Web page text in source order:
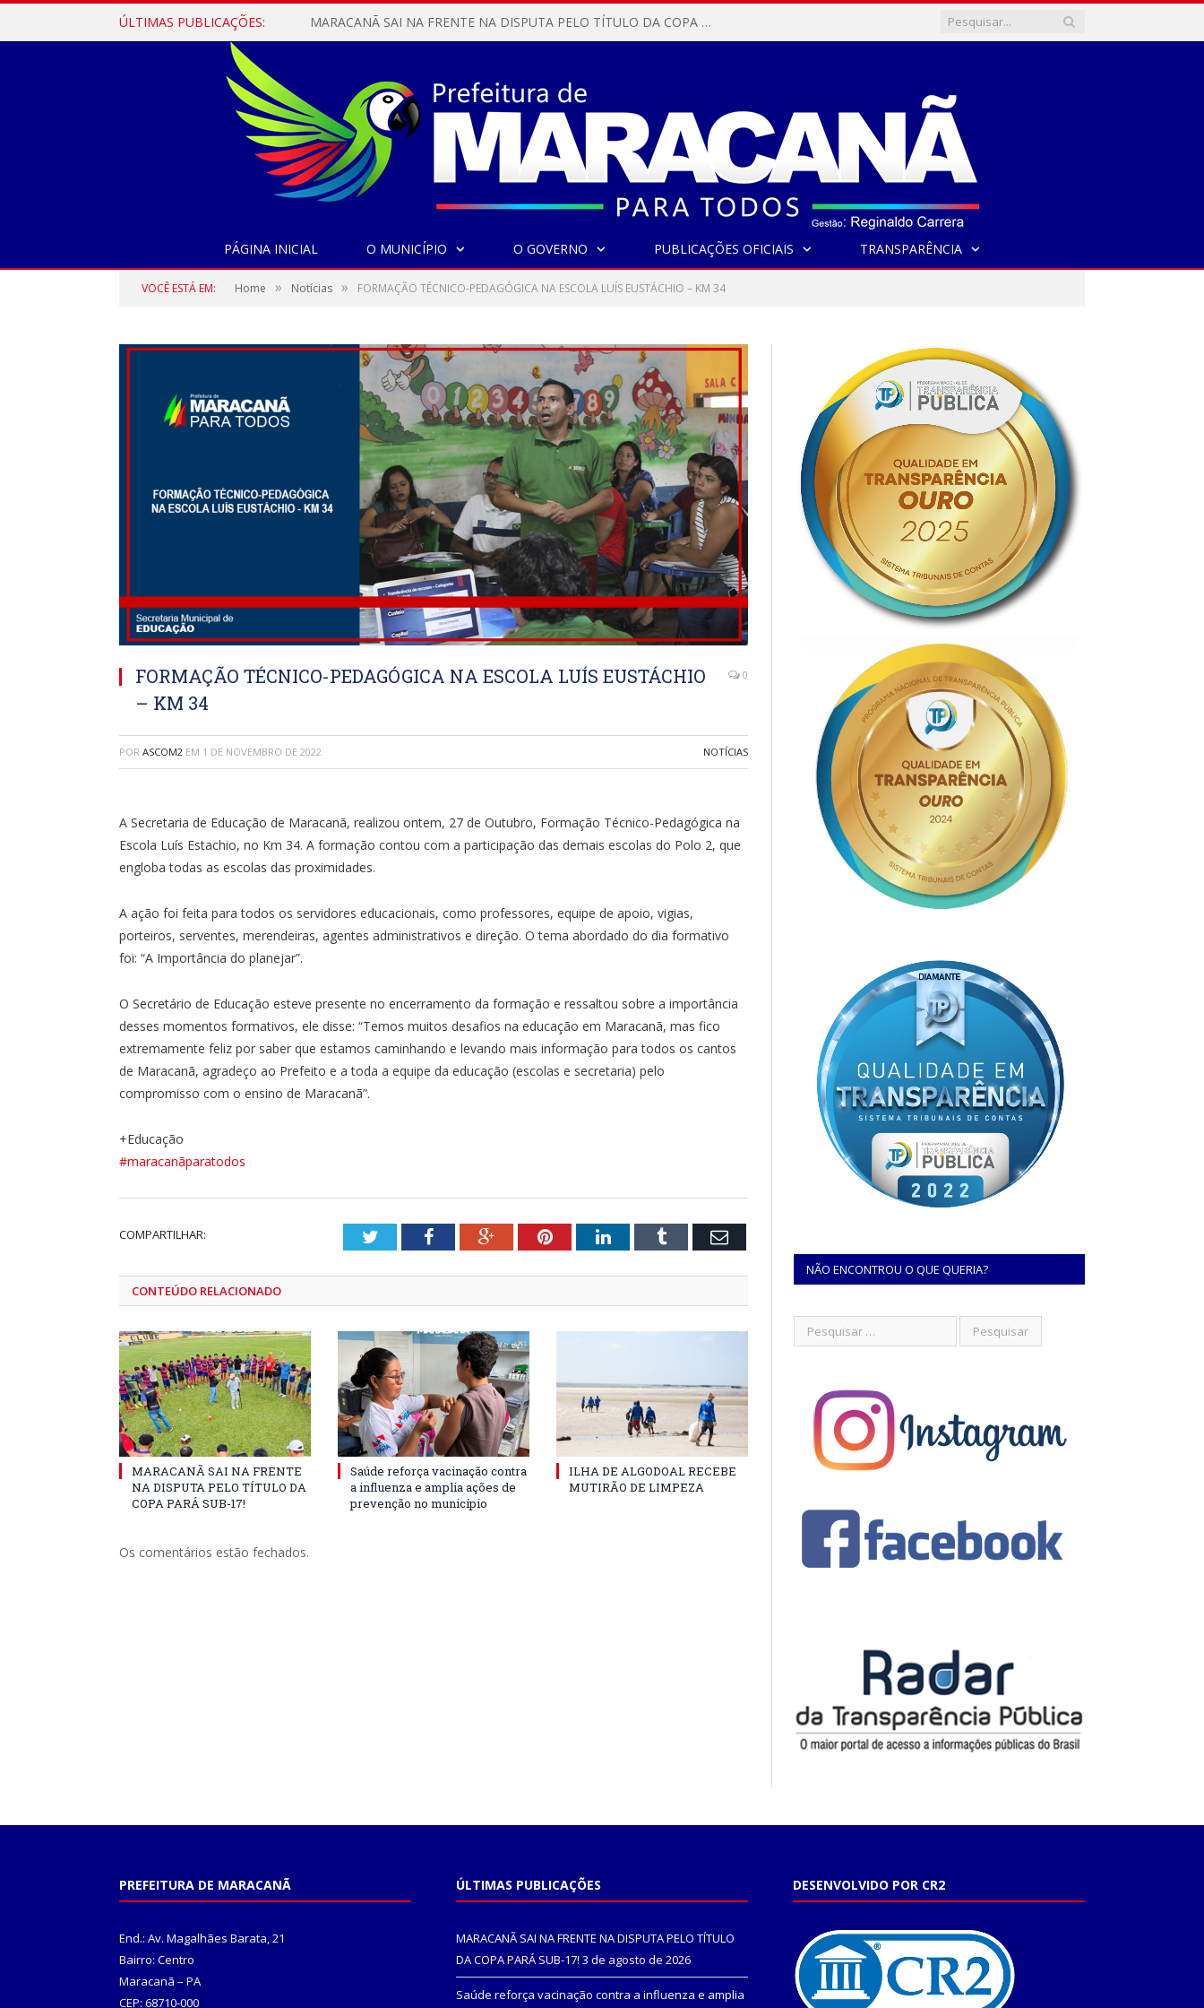
ÚLTIMAS PUBLICAÇÕES: MARACANÃ SAI NA FRENTE NA DISPUTA PELO TÍTULO DA COPA PARÁ SUB-17!
PÁGINA INICIAL O MUNICÍPIO O GOVERNO PUBLICAÇÕES OFICIAIS TRANSPARÊNCIA
VOCÊ ESTÁ EM: Home » Notícias » FORMAÇÃO TÉCNICO-PEDAGÓGICA NA ESCOLA LUÍS EUSTÁCHIO – KM 34
FORMAÇÃO TÉCNICO-PEDAGÓGICA NA ESCOLA LUÍS EUSTÁCHIO
– KM 34
0
POR ASCOM2 EM 1 DE NOVEMBRO DE 2022 NOTÍCIAS
A Secretaria de Educação de Maracanã, realizou ontem, 27 de Outubro, Formação Técnico-Pedagógica na
Escola Luís Estachio, no Km 34. A formação contou com a participação das demais escolas do Polo 2, que
engloba todas as escolas das proximidades.
A ação foi feita para todos os servidores educacionais, como professores, equipe de apoio, vigias,
porteiros, serventes, merendeiras, agentes administrativos e direção. O tema abordado do dia formativo
foi: “A Importância do planejar”.
O Secretário de Educação esteve presente no encerramento da formação e ressaltou sobre a importância
desses momentos formativos, ele disse: “Temos muitos desafios na educação em Maracanã, mas fico
extremamente feliz por saber que estamos caminhando e levando mais informação para todos os cantos
de Maracanã, agradeço ao Prefeito e a toda a equipe da educação (escolas e secretaria) pelo
compromisso com o ensino de Maracanã”.
+Educação
#maracanãparatodos
COMPARTILHAR: TwitterFacebookGoogle+PinterestLinkedInTumblr Email
CONTEÚDO RELACIONADO
MARACANÃ SAI NA FRENTE
NA DISPUTA PELO TÍTULO DA
COPA PARÁ SUB-17!
Saúde reforça vacinação contra
a influenza e amplia ações de
prevenção no município
ILHA DE ALGODOAL RECEBE
MUTIRÃO DE LIMPEZA
Os comentários estão fechados.
NÃO ENCONTROU O QUE QUERIA?
PREFEITURA DE MARACANÃ
End.: Av. Magalhães Barata, 21
Bairro: Centro
Maracanã – PA
CEP: 68710-000
ÚLTIMAS PUBLICAÇÕES
MARACANÃ SAI NA FRENTE NA DISPUTA PELO TÍTULO
DA COPA PARÁ SUB-17! 3 de agosto de 2026
Saúde reforça vacinação contra a influenza e amplia
DESENVOLVIDO POR CR2